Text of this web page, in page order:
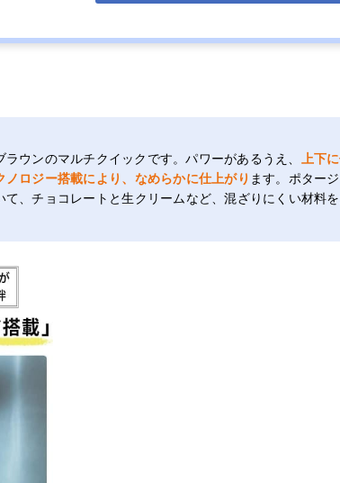
ウンのマルチクイックです。パワーがあるうえ、
上下
ロジー搭載により、なめらかに仕上がり ます。ポター
、チョコレートと生クリームなど、混ざりにくい材料